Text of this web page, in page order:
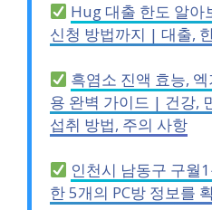
Hug 대출 한도 알아
신청 방법까지 | 대출,
흑염소 진액 효능,
용 완벽 가이드 | 건강,
섭취 방법, 주의 사항
인천시 남동구 구월
한 5개의 PC방 정보를